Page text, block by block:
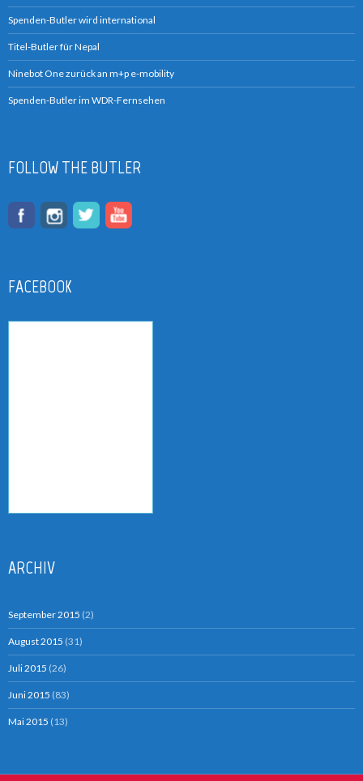
Spenden-Butler wird international
Titel-Butler für Nepal
Ninebot One zurück an m+p e-mobility
Spenden-Butler im WDR-Fernsehen
FOLLOW THE BUTLER
FACEBOOK
ARCHIV
September 2015 (2)
August 2015 (31)
Juli 2015 (26)
Juni 2015 (83)
Mai 2015 (13)